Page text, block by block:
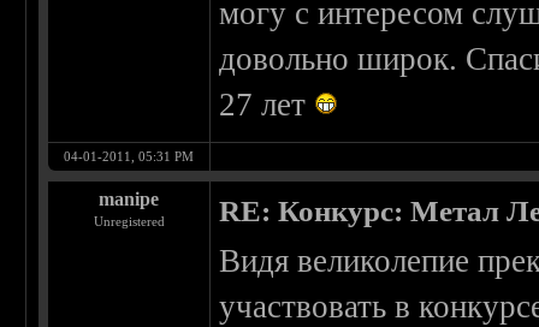
могу с интересом
довольно широк.
27 лет
04-01-2011, 05:31 PM
manipe
Unregistered RE: Конкурс: Метал
Видя великолепие
участвовать в